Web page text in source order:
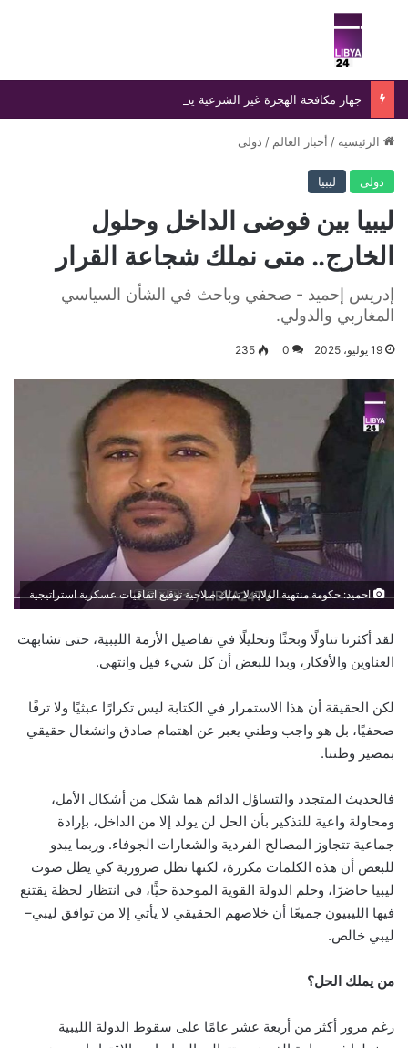
بحث عن
الرئيسية / أخبار العالم / دولى
دولى ليبيا
ليبيا بين فوضى الداخل وحلول
الخارج.. متى نملك شجاعة القرار
إدريس إحميد - صحفي وباحث في الشأن السياسي
المغاربي والدولي.
19 يوليو، 2025 0
235
احميد: حكومة منتهية الولاية لا تملك صلاحية توقيع اتفاقيات عسكرية استراتيجية
لقد أكثرنا تناولًا وبحثًا وتحليلًا في تفاصيل الأزمة الليبية، حتى تشابهت
العناوين والأفكار، وبدا للبعض أن كل شيء قيل وانتهى.
لكن الحقيقة أن هذا الاستمرار في الكتابة ليس تكرارًا عبثيًا ولا ترفًا
صحفيًا، بل هو واجب وطني يعبر عن اهتمام صادق وانشغال حقيقي
بمصير وطننا.
فالحديث المتجدد والتساؤل الدائم هما شكل من أشكال الأمل،
ومحاولة واعية للتذكير بأن الحل لن يولد إلا من الداخل، بإرادة
جماعية تتجاوز المصالح الفردية والشعارات الجوفاء. وربما يبدو
للبعض أن هذه الكلمات مكررة، لكنها تظل ضرورية كي يظل صوت
ليبيا حاضرًا، وحلم الدولة القوية الموحدة حيًّا، في انتظار لحظة يقتنع
فيها الليبيون جميعًا أن خلاصهم الحقيقي لا يأتي إلا من توافق ليبي–
ليبي خالص.
من يملك الحل؟
رغم مرور أكثر من أربعة عشر عامًا على سقوط الدولة الليبية